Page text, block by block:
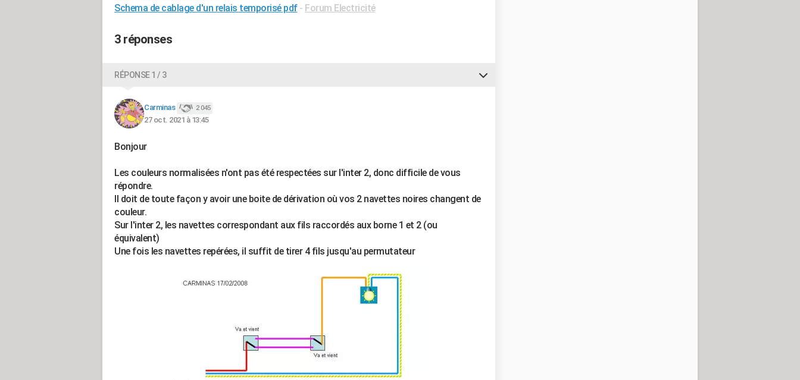
Schema de cablage d'un relais temporisé pdf - Forum Electricité
3 réponses
RÉPONSE 1 / 3
Carminas 2 045
27 oct. 2021 à 13:45
Bonjour
Les couleurs normalisées n'ont pas été respectées sur l'inter 2, donc difficile de vous
répondre.
Il doit de toute façon y avoir une boite de dérivation où vos 2 navettes noires changent de
couleur.
Sur l'inter 2, les navettes correspondant aux fils raccordés aux borne 1 et 2 (ou
équivalent)
Une fois les navettes repérées, il suffit de tirer 4 fils jusqu'au permutateur